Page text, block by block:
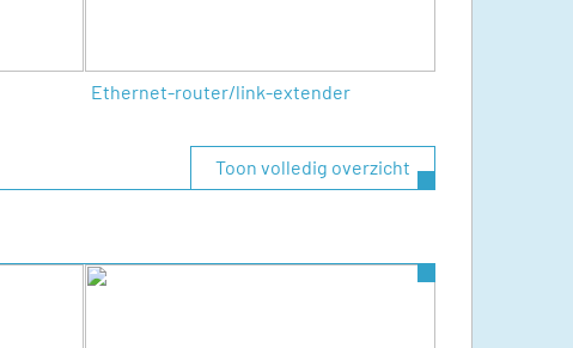
Ethernet-router/link-extender
Toon volledig overzicht